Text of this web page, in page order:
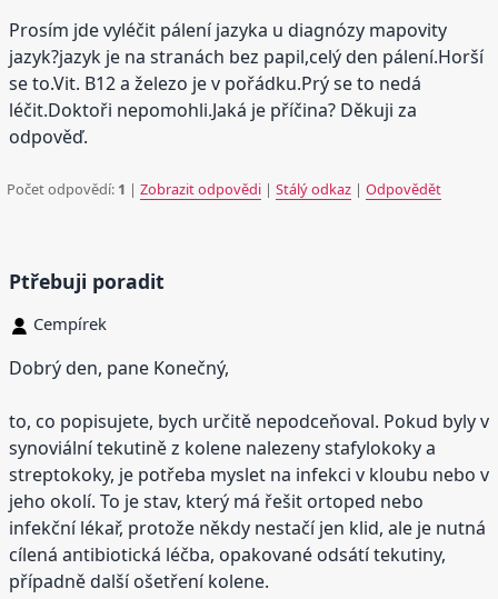
Prosím jde vyléčit pálení jazyka u diagnózy mapovity
jazyk?jazyk je na stranách bez papil,celý den pálení.Horší
se to.Vit. B12 a železo je v pořádku.Prý se to nedá
léčit.Doktoři nepomohli.Jaká je příčina? Děkuji za
odpověď.
Počet odpovědí: 1 |Zobrazit odpovědi |Stálý odkaz |Odpovědět
Ptřebuji poradit
Cempírek
Dobrý den, pane Konečný,
to, co popisujete, bych určitě nepodceňoval. Pokud byly v
synoviální tekutině z kolene nalezeny stafylokoky a
streptokoky, je potřeba myslet na infekci v kloubu nebo v
jeho okolí. To je stav, který má řešit ortoped nebo
infekční lékař, protože někdy nestačí jen klid, ale je nutná
cílená antibiotická léčba, opakované odsátí tekutiny,
případně další ošetření kolene.